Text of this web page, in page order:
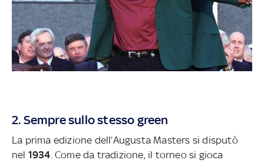
2. Sempre sullo stesso green
La prima edizione dell’Augusta Masters si disputò
nel 1934. Come da tradizione, il torneo si gioca